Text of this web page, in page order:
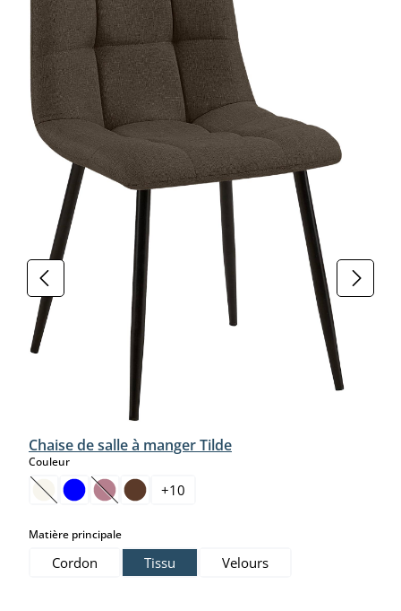
Chaise de salle à manger Tilde
Couleurselect
(Cette option n'est pas disponible pour le moment.)
(Cette option n'est pas disponible pour le moment.)
+10
Matière principaleselect
Cordon Tissu Velours